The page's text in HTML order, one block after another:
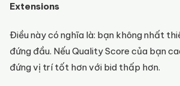
Extensions
Điều này có nghĩa là: bạn không nhất
đứng đầu. Nếu Quality Score của bạn
đứng vị trí tốt hơn với bid thấp hơn.